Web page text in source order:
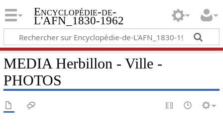
Encyclopédie-de-
L'AFN_1830-1962
MEDIA Herbillon - Ville -
PHOTOS